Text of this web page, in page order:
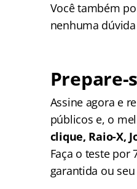
Você também
nenhuma
Prepare-
Assine agora e
públicos e, o
clique, Raio-X,
Faça o teste por
garantida ou